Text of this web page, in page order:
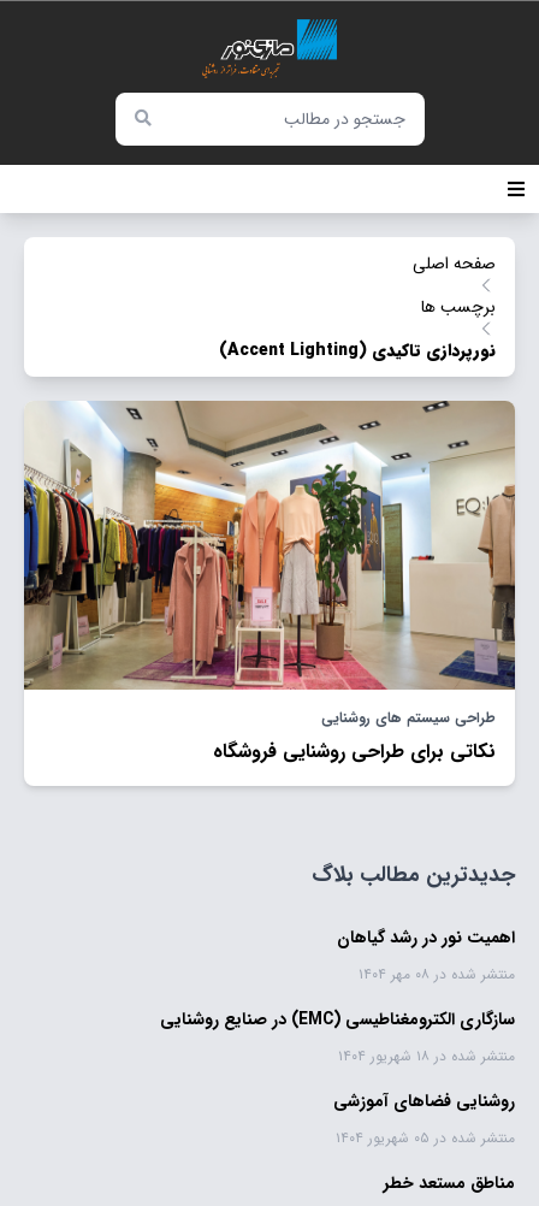
صفحه اصلی
برچسب ها
نورپردازی تاكیدی (Accent Lighting)
طراحی سیستم های روشنایی
نکاتی برای طراحی روشنایی فروشگاه
جدیدترین مطالب بلاگ
اهمیت نور در رشد گياهان
منتشر شده در ۰۸ مهر ۱۴۰۴
سازگاری الکترومغناطیسی (EMC) در صنايع روشنایی
منتشر شده در ۱۸ شهریور ۱۴۰۴
روشنایی فضاهای آموزشی
منتشر شده در ۰۵ شهریور ۱۴۰۴
مناطق مستعد خطر